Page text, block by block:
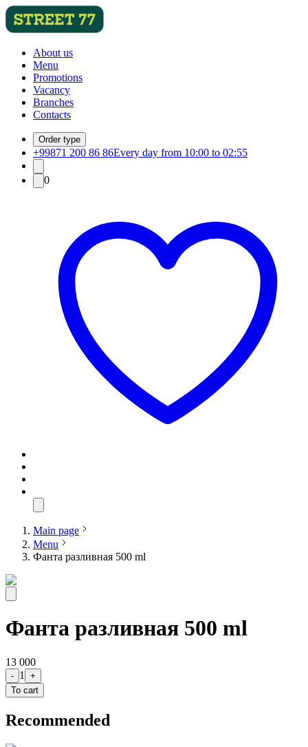
About us
Menu
Promotions
Vacancy
Branches
Contacts
Order type
+99871 200 86 86Every day from 10:00 to 02:55
0
Main page
Menu
Фанта разливная 500 ml
Фанта разливная 500 ml
13 000
- 1
+
To cart
Recommended